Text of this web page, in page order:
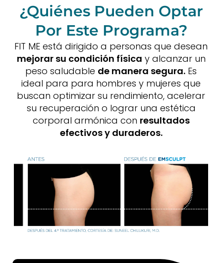
¿Quiénes Pueden Optar
Por Este Programa?
FIT ME está dirigido a personas que desean
mejorar su condición física y alcanzar un
peso saludable de manera segura. Es
ideal para para hombres y mujeres que
buscan optimizar su rendimiento, acelerar
su recuperación o lograr una estética
corporal armónica con resultados
efectivos y duraderos.